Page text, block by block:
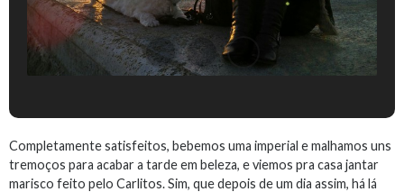
Completamente satisfeitos, bebemos uma imperial e malhamos uns
tremoços para acabar a tarde em beleza, e viemos pra casa jantar
marisco feito pelo Carlitos. Sim, que depois de um dia assim, há lá